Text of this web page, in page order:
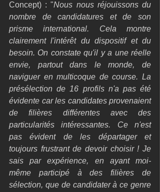
Concept) : "Nous nous réjouissons du
nombre de candidatures et de son
prisme international. Cela montre
clairement l'intérêt du dispositif et du
besoin. On constate qu'il y a une réelle
envie, partout dans le monde, de
naviguer en multicoque de course. La
présélection de 16 profils n'a pas été
évidente car les candidates provenaient
de filières différentes avec des
particularités intéressantes. Ce n'est
pas évident de les départager et
toujours frustrant de devoir choisir ! Je
sais par expérience, en ayant moi-
même participé à des filières de
sélection, que de candidater à ce genre